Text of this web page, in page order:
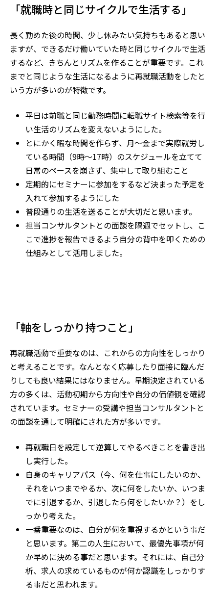
「就職時と同じサイクルで生活する」
長く勤めた後の時間、少し休みたい気持ちもあると思い
ますが、できるだけ働いていた時と同じサイクルで生活
するなど、きちんとリズムを作ることが重要です。これ
までと同じような生活になるように再就職活動をしたと
いう方が多いのが特徴です。
平日は前職と同じ勤務時間に転職サイト検索等を行
い生活のリズムを変えないようにした。
とにかく暇な時間を作らず、月～金まで実際就労し
ている時間（9時～17時）のスケジュールを立てて
日常のペースを崩さず、集中して取り組むこと
定期的にセミナーに参加をするなど決まった予定を
入れて参加するようにした
普段通りの生活を送ることが大切だと思います。
担当コンサルタントとの面談を隔週でセットし、こ
こで進捗を報告できるよう自分の背中を叩くための
仕組みとして活用しました。
「軸をしっかり持つこと」
再就職活動で重要なのは、これからの方向性をしっかり
と考えることです。なんとなく応募したり面接に臨んだ
りしても良い結果にはなりません。早期決定されている
方の多くは、活動初期から方向性や自分の価値観を確認
されています。セミナーの受講や担当コンサルタントと
の面談を通して明確にされた方が多いです。
再就職日を設定して逆算してやるべきことを書き出
し実行した。
自身のキャリアパス（今、何を仕事にしたいのか、
それをいつまでやるか、次に何をしたいか、いつま
でに引退するか、引退したら何をしたいか？）をし
っかり考えた。
一番重要なのは、自分が何を重視するかという事だ
と思います。第二の人生において、最優先事項が何
か早めに決める事だと思います。それには、自己分
析、求人の求めているものが何か認識をしっかりす
る事だと思われます。